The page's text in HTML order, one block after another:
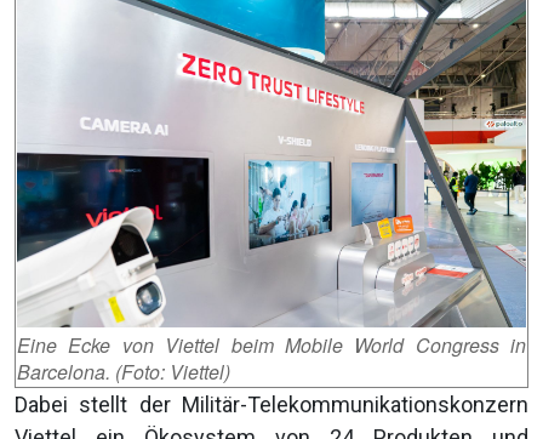
Eine Ecke von Viettel beim Mobile World Congress in
Barcelona. (Foto: Viettel)
Dabei stellt der Militär-Telekommunikationskonzern